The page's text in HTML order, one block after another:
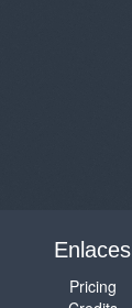
Enlaces
Pricing